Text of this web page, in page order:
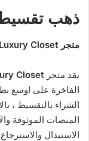
ذهب تقسيط
متجر The Luxury Closet
يقد متجر Closet
الفاخرة على اوسع
المنصات الموثوقة
الاستبدال والاسترجاع